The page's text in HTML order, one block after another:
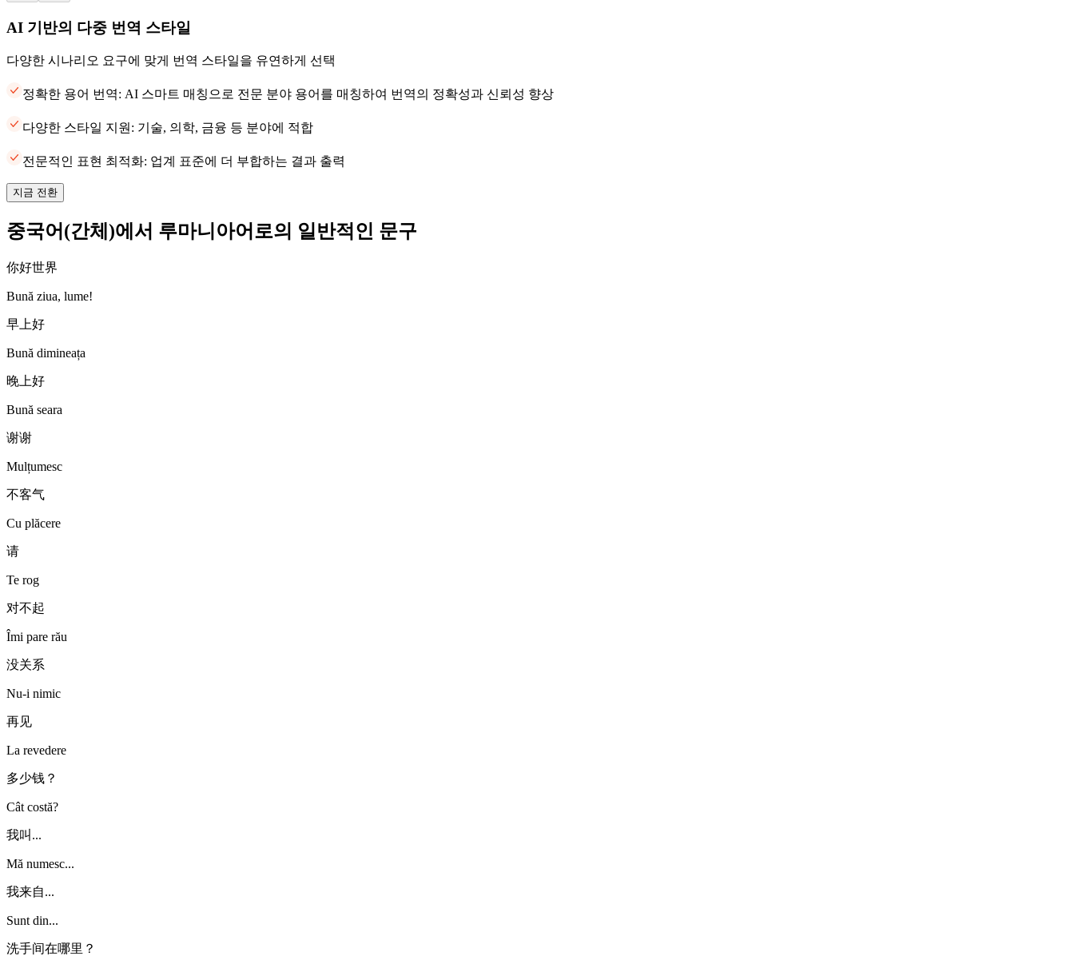
AI 기반의 다중 번역 스타일
다양한 시나리오 요구에 맞게 번역 스타일을 유연하게 선택
정확한 용어 번역: AI 스마트 매칭으로 전문 분야 용어를 매칭하여 번역의 정확성과 신뢰성 향상
다양한 스타일 지원: 기술, 의학, 금융 등 분야에 적합
전문적인 표현 최적화: 업계 표준에 더 부합하는 결과 출력
지금 전환
중국어(간체)에서 루마니아어로의 일반적인 문구
你好世界
Bună ziua, lume!
早上好
Bună dimineața
晚上好
Bună seara
谢谢
Mulțumesc
不客气
Cu plăcere
请
Te rog
对不起
Îmi pare rău
没关系
Nu-i nimic
再见
La revedere
多少钱？
Cât costă?
我叫...
Mă numesc...
我来自...
Sunt din...
洗手间在哪里？